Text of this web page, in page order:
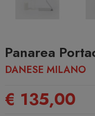
Panarea
DANESE MILANO
€ 135,00